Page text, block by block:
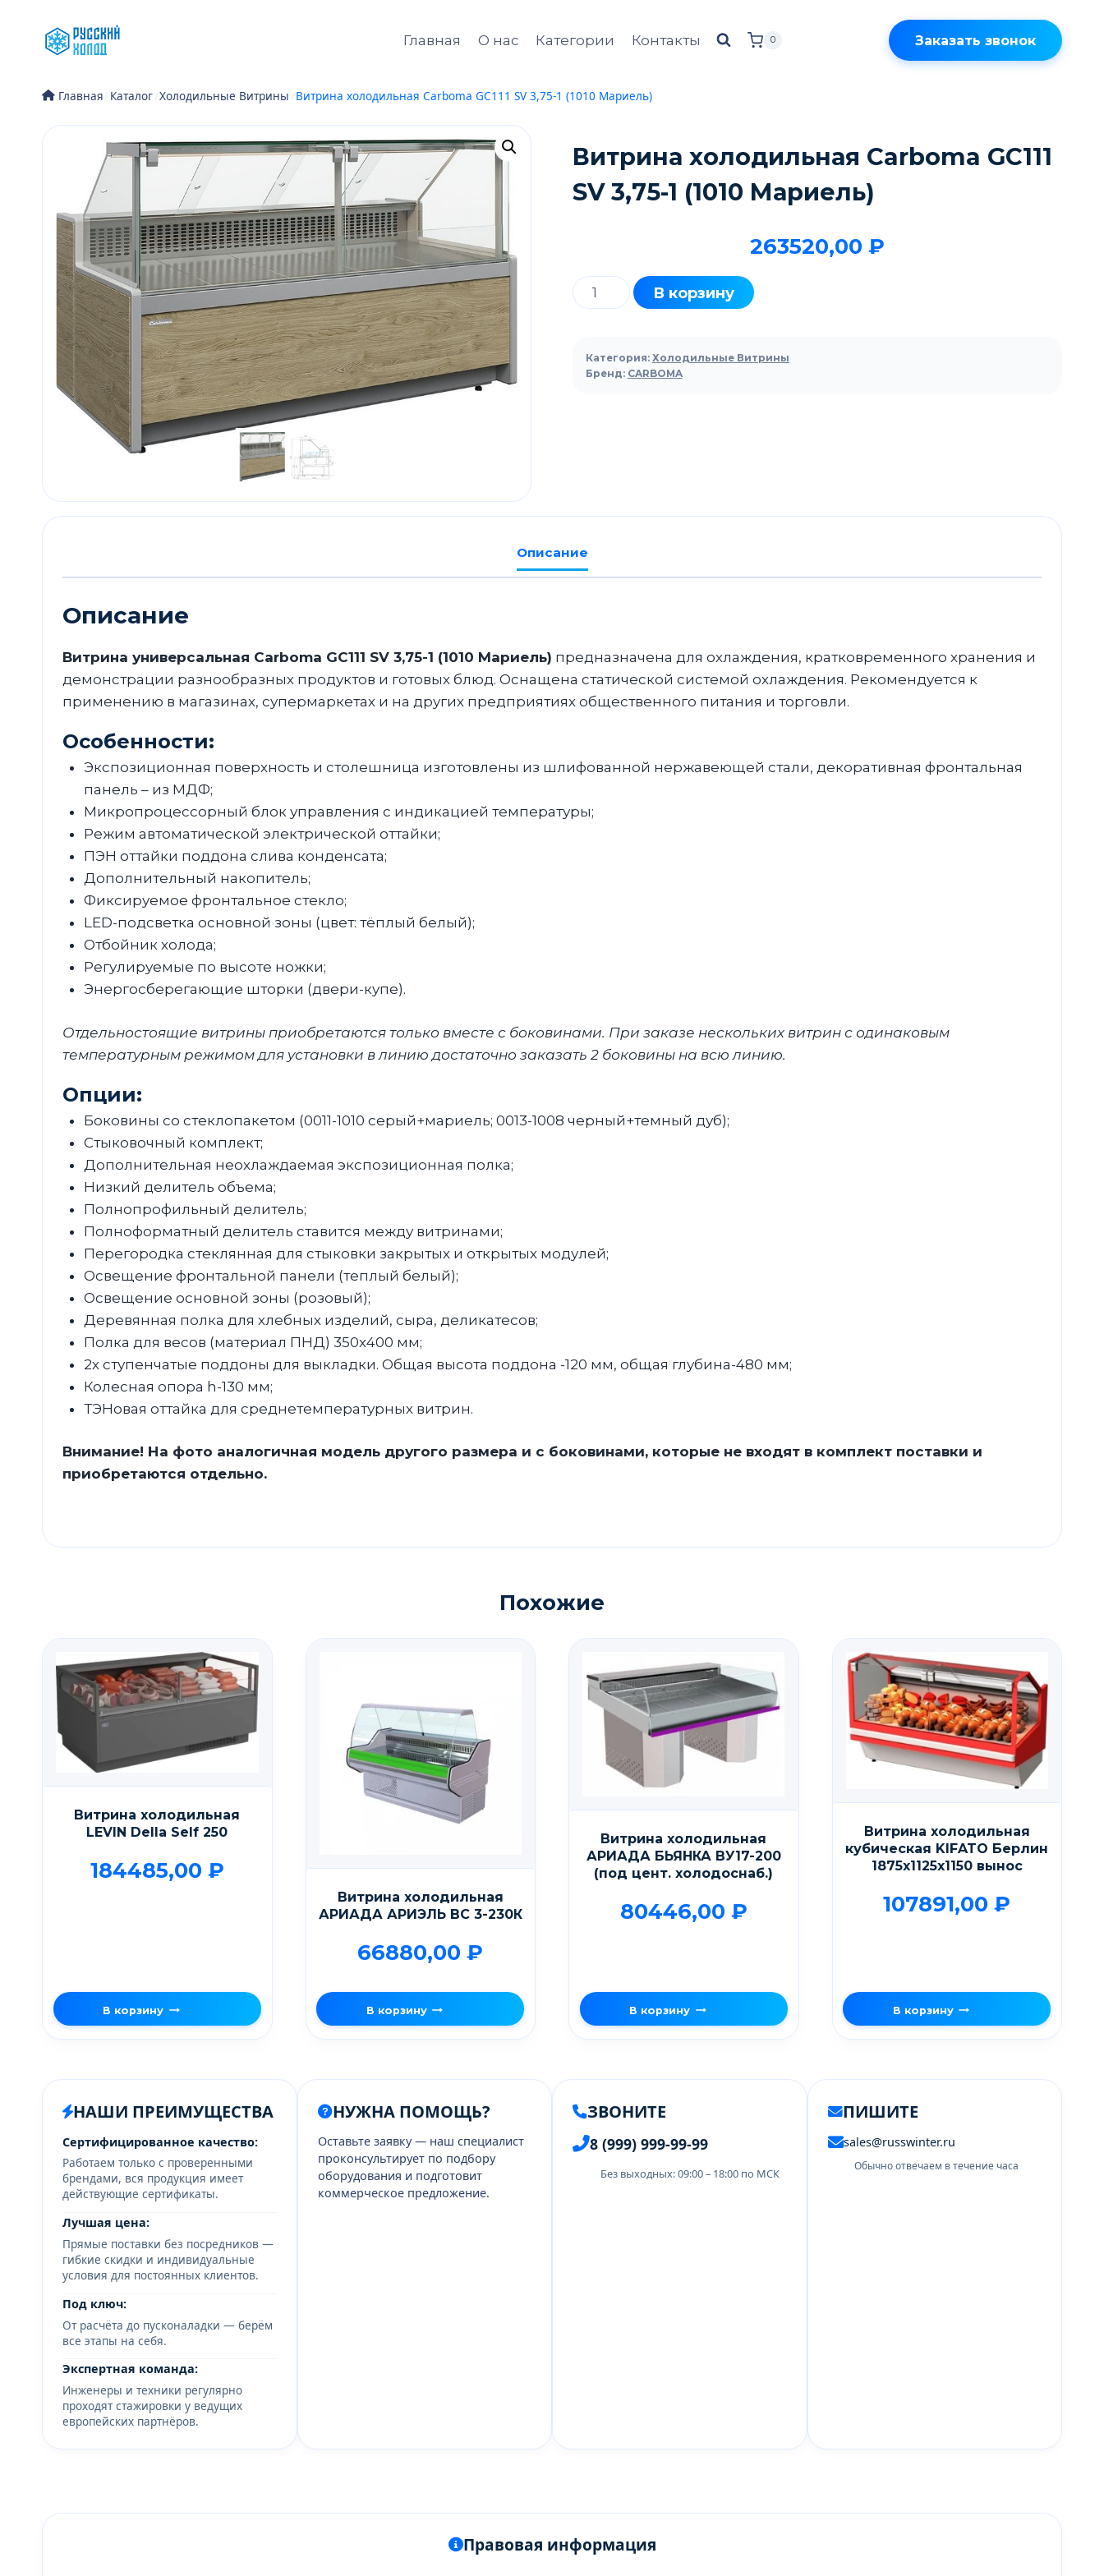
содержимому
Главная О нас Категории Контакты 0 Заказать звонок
Главная/Каталог/Холодильные Витрины /Витрина холодильная Carboma GC111 SV 3,75-1 (1010 Мариель)
Витрина холодильная Carboma GC111
SV 3,75-1 (1010 Мариель)
263520,00 ₽
Количество
товара
холодильная
Carboma
В корзину
Категория: Холодильные Витрины
Бренд: CARBOMA
Описание
Описание
Витрина универсальная Carboma GC111 SV 3,75-1 (1010 Мариель) предназначена для охлаждения, кратковременного хранения и
демонстрации разнообразных продуктов и готовых блюд. Оснащена статической системой охлаждения. Рекомендуется к
применению в магазинах, супермаркетах и на других предприятиях общественного питания и торговли.
Особенности:
Экспозиционная поверхность и столешница изготовлены из шлифованной нержавеющей стали, декоративная фронтальная
панель – из МДФ;
Микропроцессорный блок управления с индикацией температуры;
Режим автоматической электрической оттайки;
ПЭН оттайки поддона слива конденсата;
Дополнительный накопитель;
Фиксируемое фронтальное стекло;
LED-подсветка основной зоны (цвет: тёплый белый);
Отбойник холода;
Регулируемые по высоте ножки;
Энергосберегающие шторки (двери-купе).
Отдельностоящие витрины приобретаются только вместе с боковинами. При заказе нескольких витрин с одинаковым
температурным режимом для установки в линию достаточно заказать 2 боковины на всю линию.
Опции:
Боковины со стеклопакетом (0011-1010 серый+мариель; 0013-1008 черный+темный дуб);
Стыковочный комплект;
Дополнительная неохлаждаемая экспозиционная полка;
Низкий делитель объема;
Полнопрофильный делитель;
Полноформатный делитель ставится между витринами;
Перегородка стеклянная для стыковки закрытых и открытых модулей;
Освещение фронтальной панели (теплый белый);
Освещение основной зоны (розовый);
Деревянная полка для хлебных изделий, сыра, деликатесов;
Полка для весов (материал ПНД) 350х400 мм;
2х ступенчатые поддоны для выкладки. Общая высота поддона -120 мм, общая глубина-480 мм;
Колесная опора h-130 мм;
ТЭНовая оттайка для среднетемпературных витрин.
Внимание! На фото аналогичная модель другого размера и с боковинами, которые не входят в комплект поставки и
приобретаются отдельно.
Похожие
Витрина холодильная
LEVIN Della Self 250
184485,00 ₽
В корзину
Витрина холодильная
АРИАДА АРИЭЛЬ BC 3-230К
66880,00₽
В корзину
Витрина холодильная
АРИАДА БЬЯНКА ВУ17-200
(под цент. холодоснаб.)
80446,00 ₽
В корзину
Витрина холодильная
кубическая KIFATO Берлин
1875х1125х1150 вынос
107891,00₽
В корзину
НАШИ ПРЕИМУЩЕСТВА
Сертифицированное качество:
Работаем только с проверенными
брендами, вся продукция имеет
действующие сертификаты.
Лучшая цена:
Прямые поставки без посредников —
гибкие скидки и индивидуальные
условия для постоянных клиентов.
Под ключ:
От расчёта до пусконаладки — берём
все этапы на себя.
Экспертная команда:
Инженеры и техники регулярно
проходят стажировки у ведущих
европейских партнёров.
НУЖНА ПОМОЩЬ?
Оставьте заявку — наш специалист
проконсультирует по подбору
оборудования и подготовит
коммерческое предложение.
ЗВОНИТЕ
8 (999) 999-99-99
Без выходных: 09:00 – 18:00 по МСК
ПИШИТЕ
sales@russwinter.ru
Обычно отвечаем в течение часа
Правовая информация